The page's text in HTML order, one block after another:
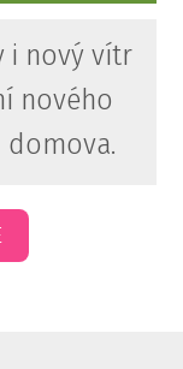
i nový vítr
nového